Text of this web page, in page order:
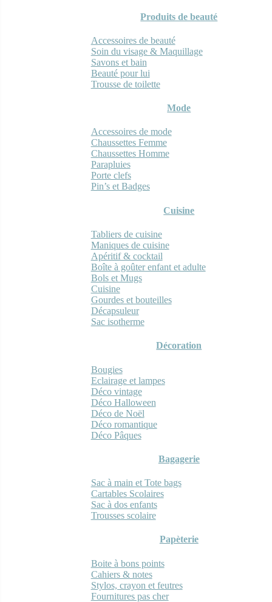
Produits de beauté
Accessoires de beauté
Soin du visage & Maquillage
Savons et bain
Beauté pour lui
Trousse de toilette
Mode
Accessoires de mode
Chaussettes Femme
Chaussettes Homme
Parapluies
Porte clefs
Pin’s et Badges
Cuisine
Tabliers de cuisine
Maniques de cuisine
Apéritif & cocktail
Boîte à goûter enfant et adulte
Bols et Mugs
Cuisine
Gourdes et bouteilles
Décapsuleur
Sac isotherme
Décoration
Bougies
Eclairage et lampes
Déco vintage
Déco Halloween
Déco de Noël
Déco romantique
Déco Pâques
Bagagerie
Sac à main et Tote bags
Cartables Scolaires
Sac à dos enfants
Trousses scolaire
Papèterie
Boite à bons points
Cahiers & notes
Stylos, crayon et feutres
Fournitures pas cher